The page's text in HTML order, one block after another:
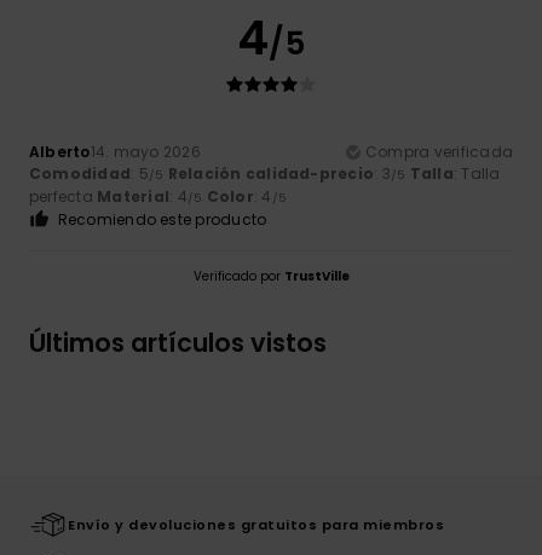
4/5
Alberto14. mayo 2026
Compra verificada
Comodidad: 5/5 Relación calidad-precio: 3/5 Talla: Talla
perfecta Material: 4/5 Color: 4 /5
Recomiendo este producto
Verificado por TrustVille
Últimos artículos vistos
Envío y devoluciones gratuitos para miembros